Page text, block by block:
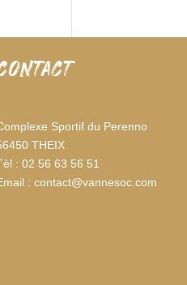
Sportif du Perenno
THEIX
: 02 56 63 56 51
: contact@vannesoc.com